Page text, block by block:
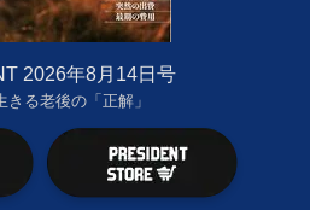
2026年8月14日号
きる老後の「正解」